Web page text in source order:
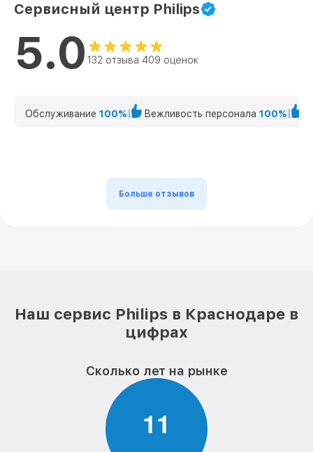
Сервисный центр Philips
5.0 132 отзыва 409 оценок
Обслуживание 100% Вежливость персонала 100%
Больше отзывов
Наш сервис Philips в Краснодаре в
цифрах
Сколько лет на рынке
11